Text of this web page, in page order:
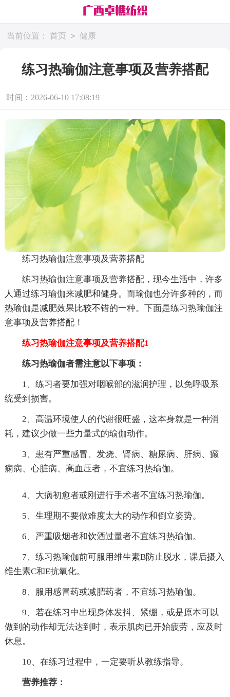
当前位置： 首页 > 健康
练习热瑜伽注意事项及营养搭配
时间：2026-06-10 17:08:19
练习热瑜伽注意事项及营养搭配
练习热瑜伽注意事项及营养搭配，现今生活中，许多
人通过练习瑜伽来减肥和健身。而瑜伽也分许多种的，而
热瑜伽是减肥效果比较不错的一种。下面是练习热瑜伽注
意事项及营养搭配！
练习热瑜伽注意事项及营养搭配1
练习热瑜伽者需注意以下事项：
1、练习者要加强对咽喉部的滋润护理，以免呼吸系
统受到损害。
2、高温环境使人的代谢很旺盛，这本身就是一种消
耗，建议少做一些力量式的瑜伽动作。
3、患有严重感冒、发烧、肾病、糖尿病、肝病、癫
痫病、心脏病、高血压者，不宜练习热瑜伽。
4、大病初愈者或刚进行手术者不宜练习热瑜伽。
5、生理期不要做难度太大的动作和倒立姿势。
6、严重吸烟者和饮酒过量者不宜练习热瑜伽。
7、练习热瑜伽前可服用维生素B防止脱水，课后摄入
维生素C和E抗氧化。
8、服用感冒药或减肥药者，不宜练习热瑜伽。
9、若在练习中出现身体发抖、紧绷，或是原本可以
做到的动作却无法达到时，表示肌肉已开始疲劳，应及时
休息。
10、在练习过程中，一定要听从教练指导。
营养推荐：